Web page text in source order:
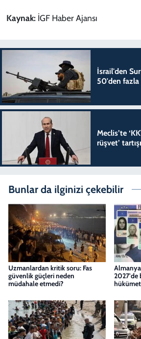
Kaynak: İGF Haber Ajansı
İsrail'den
50'den fazla
Meclis’te
rüşvet’
Bunlar da ilginizi çekebilir
Uzmanlardan kritik soru: Fas
güvenlik güçleri neden
müdahale etmedi?
2027'de